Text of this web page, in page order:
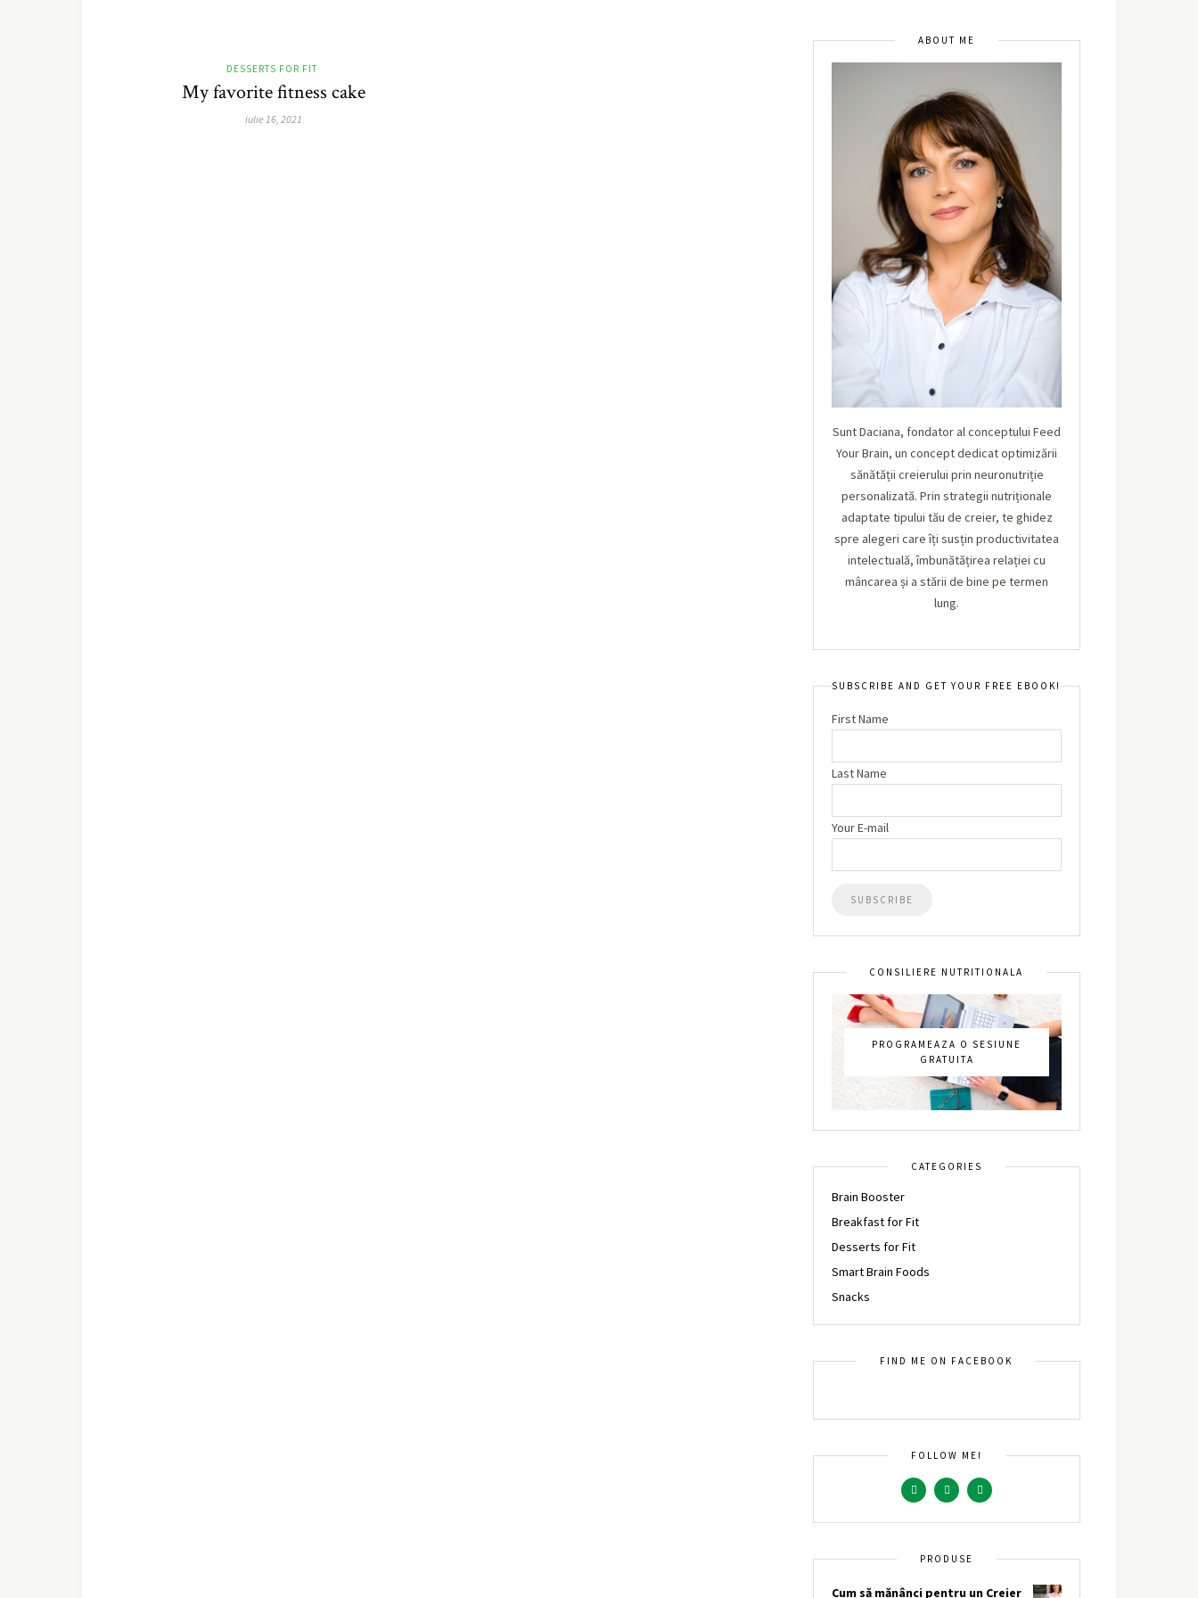
DESSERTS FOR FIT
My favorite fitness cake
iulie 16, 2021
ABOUT ME
Sunt Daciana, fondator al conceptului Feed
Your Brain, un concept dedicat optimizării
sănătății creierului prin neuronutriție
personalizată. Prin strategii nutriționale
adaptate tipului tău de creier, te ghidez
spre alegeri care îți susțin productivitatea
intelectuală, îmbunătățirea relației cu
mâncarea și a stării de bine pe termen
lung.
SUBSCRIBE AND GET YOUR FREE EBOOK!
First Name
Last Name
Your E-mail
CONSILIERE NUTRITIONALA
PROGRAMEAZA O SESIUNE
GRATUITA
CATEGORIES
Brain Booster
Breakfast for Fit
Desserts for Fit
Smart Brain Foods
Snacks
FIND ME ON FACEBOOK
FOLLOW ME!
PRODUSE
Cum să mănânci pentru un Creier